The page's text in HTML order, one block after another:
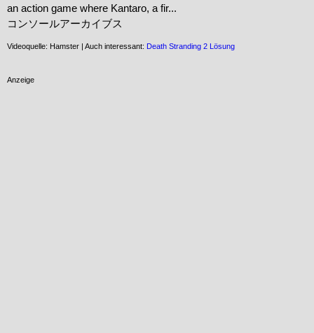
an action game where Kantaro, a fir...
コンソールアーカイブス
Videoquelle: Hamster | Auch interessant: Death Stranding 2 Lösung
Anzeige